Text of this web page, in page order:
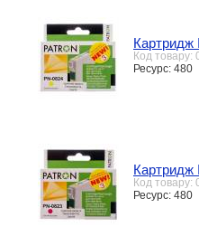
Картридж
Код товару:
Ресурс: 480
Картридж
Код товару:
Ресурс: 480